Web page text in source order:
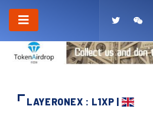
LAYERONEX : L1XP |
LAYERONEX